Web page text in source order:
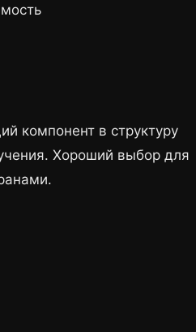
компонент в структуру
Хороший выбор для